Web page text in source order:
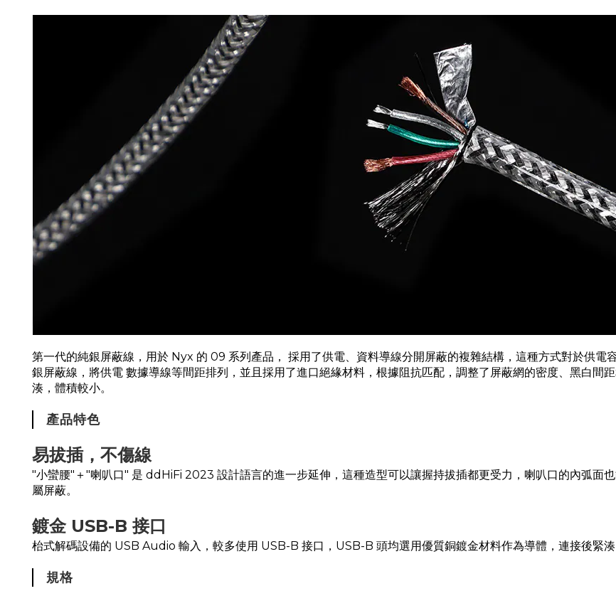
第一代的純銀屏蔽線，用於 Nyx 的 09 系列產品， 採用了供電、資料導線分開屏蔽的複雜結構，這種方式對於供
銀屏蔽線，將供電 數據導線等間距排列，並且採用了進口絕緣材料，根據阻抗匹配，調整了屏蔽網的密度、黑白間
湊，體積較小。
產品特色
易拔插，不傷線
"小蠻腰"＋"喇叭口" 是 ddHiFi 2023 設計語言的進一步延伸，這種造型可以讓握持拔插都更受力，喇叭口的內弧面
屬屏蔽。
鍍金 USB-B 接口
枱式解碼設備的 USB Audio 輸入，較多使用 USB-B 接口，USB-B 頭均選用優質銅鍍金材料作為導體，連接後緊
規格